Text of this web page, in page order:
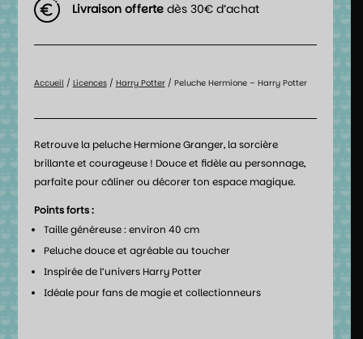
Livraison offerte dès 30€ d’achat
Accueil/ Licences/ Harry Potter/ Peluche Hermione – Harry Potter
Retrouve la peluche Hermione Granger, la sorcière
brillante et courageuse ! Douce et fidèle au personnage,
parfaite pour câliner ou décorer ton espace magique.
Points forts :
Taille généreuse : environ 40 cm
Peluche douce et agréable au toucher
Inspirée de l’univers Harry Potter
Idéale pour fans de magie et collectionneurs